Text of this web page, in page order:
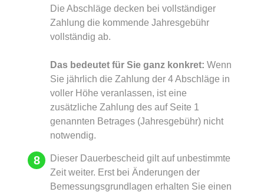
Die Abschläge decken bei vollständiger
Zahlung die kommende Jahresgebühr
vollständig ab.
Das bedeutet für Sie ganz konkret: Wenn
Sie jährlich die Zahlung der 4 Abschläge in
voller Höhe veranlassen, ist eine
zusätzliche Zahlung des auf Seite 1
genannten Betrages (Jahresgebühr) nicht
notwendig.
Dieser Dauerbescheid gilt auf unbestimmte
Zeit weiter. Erst bei Änderungen der
Bemessungsgrundlagen erhalten Sie einen